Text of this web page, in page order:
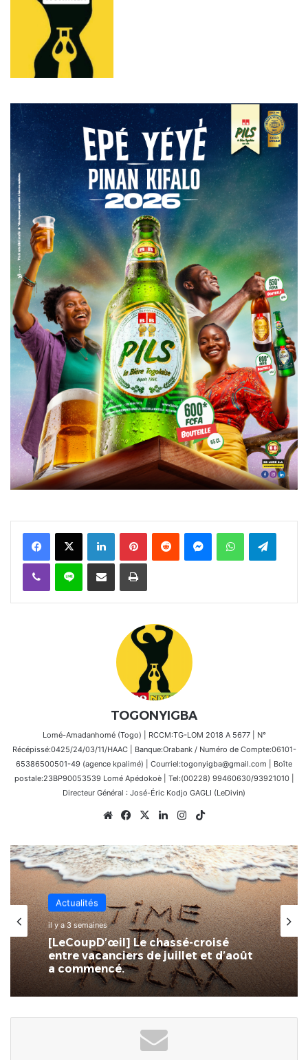
FacebookX Linkedin PinterestReddit MessengerWhatsAppTelegram
Viber Ligne Partager par email Imprimer
TOGONYIGBA
Lomé-Amadanhomé (Togo) | RCCM:TG-LOM 2018 A 5677 | N°
Récépissé:0425/24/03/11/HAAC | Banque:Orabank / Numéro de Compte:06101-
65386500501-49 (agence kpalimé) | Courriel:togonyigba@gmail.com | Boîte
postale:23BP90053539 Lomé Apédokoè | Tel:(00228) 99460630/93921010 |
Directeur Général : José-Éric Kodjo GAGLI (LeDivin)
WebsiteFacebook
X LinkedinInstagram
Actualités
il y a 3 semaines
[LeCoupD’œil] Le chassé-croisé
entre vacanciers de juillet et d’août
a commencé.